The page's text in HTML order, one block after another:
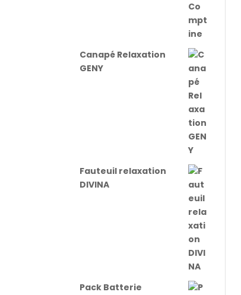
Canapé Relaxation
GENY
Fauteuil relaxation
DIVINA
Pack Batterie